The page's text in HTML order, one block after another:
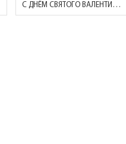
С ДНЁМ СВЯТОГО ВАЛЕНТИНА!